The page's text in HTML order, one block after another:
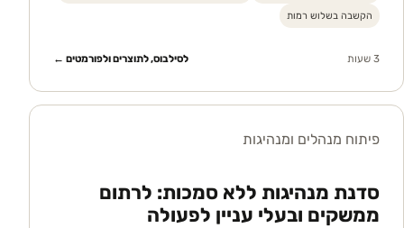
הקשבה בשלוש רמות
3 שעות לסילבוס, לתוצרים ולפורמטים ←
פיתוח מנהלים ומנהיגות
סדנת מנהיגות ללא סמכות: לרתום
ממשקים ובעלי עניין לפעולה